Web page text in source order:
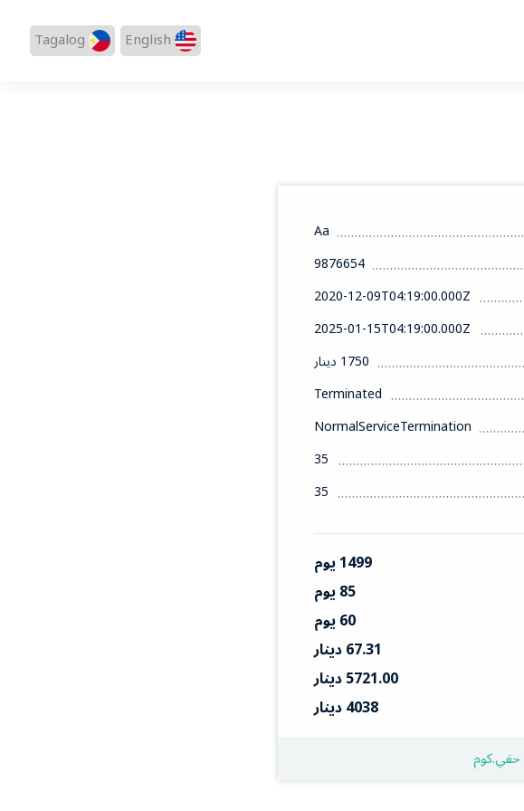
English
Tagalog
Aa
9876654
2020-12-09T04:19:00.000Z
2025-01-15T04:19:00.000Z
1750 دينار
Terminated
NormalServiceTermination
35
35
1499 يوم
85 يوم
60 يوم
67.31 دينار
5721.00 دينار
4038 دينار
حقي.كوم